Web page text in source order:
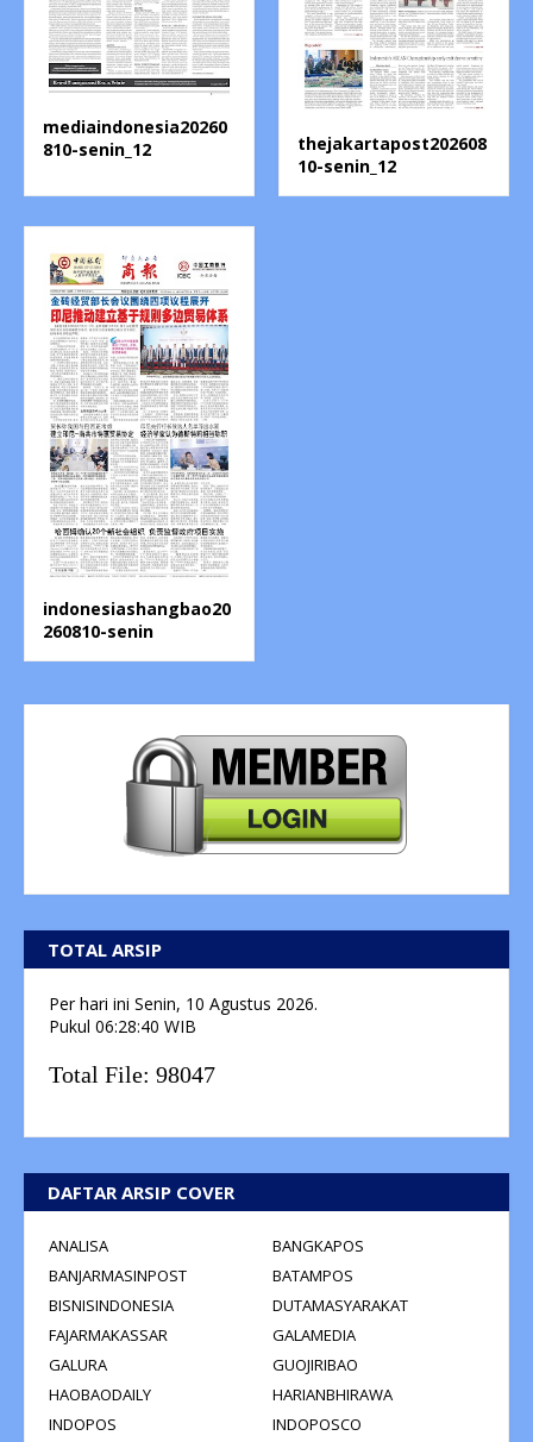
mediaindonesia20260
810-senin_12
thejakartapost202608
10-senin_12
indonesiashangbao20
260810-senin
TOTAL ARSIP
Per hari ini Senin, 10 Agustus 2026.
Pukul 06:28:41 WIB
Total File: 98047
DAFTAR ARSIP COVER
ANALISA
BANGKAPOS
BANJARMASINPOST
BATAMPOS
BISNISINDONESIA
DUTAMASYARAKAT
FAJARMAKASSAR
GALAMEDIA
GALURA
GUOJIRIBAO
HAOBAODAILY
HARIANBHIRAWA
INDOPOS
INDOPOSCO